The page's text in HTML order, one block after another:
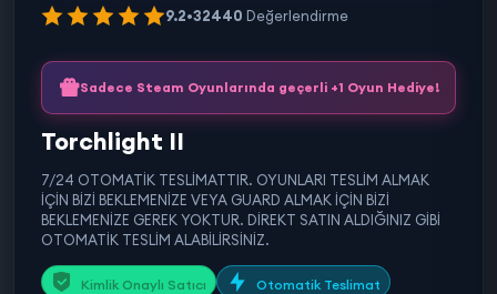
9.2•32440 Değerlendirme
Sadece Steam Oyunlarında geçerli +1 Oyun Hediye!
Torchlight II
7/24 OTOMATİK TESLİMATTIR. OYUNLARI TESLİM ALMAK
İÇİN BİZİ BEKLEMENİZE VEYA GUARD ALMAK İÇİN BİZİ
BEKLEMENİZE GEREK YOKTUR. DİREKT SATIN ALDIĞINIZ GİBİ
OTOMATİK TESLİM ALABİLİRSİNİZ.
Kimlik Onaylı Satıcı Otomatik Teslimat